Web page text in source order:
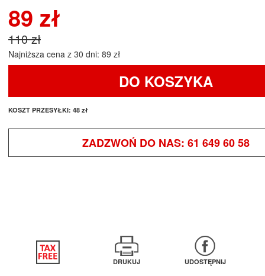
89 zł
110 zł
Najniższa cena z 30 dni: 89 zł
DO KOSZYKA
KOSZT PRZESYŁKI: 48 zł
ZADZWOŃ DO NAS: 61 649 60 58
DRUKUJ UDOSTĘPNIJ